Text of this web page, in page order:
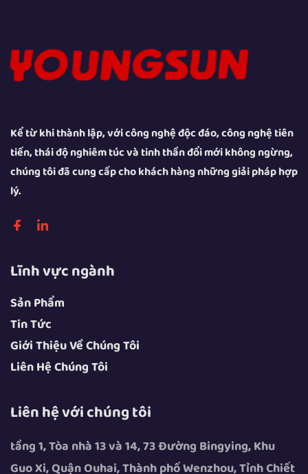
Kể từ khi thành lập, với công nghệ độc đáo, công nghệ tiên
tiến, thái độ nghiêm túc và tinh thần đổi mới không ngừng,
chúng tôi đã cung cấp cho khách hàng những giải pháp hợp
lý.
Lĩnh vực ngành
Sản Phẩm
Tin Tức
Giới Thiệu Về Chúng Tôi
Liên Hệ Chúng Tôi
Liên hệ với chúng tôi
tầng 1, Tòa nhà 13 và 14, 73 Đường Bingying, Khu
Guo Xi, Quận Ouhai, Thành phố Wenzhou, Tỉnh Chiết